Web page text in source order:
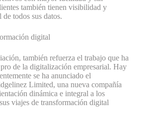
también tienen visibilidad y
todos sus datos.
digital
también refuerza el trabajo que ha
de la digitalización empresarial. Hay
se ha anunciado el
Limited, una nueva compañía
dinámica e integral a los
viajes de transformación digital